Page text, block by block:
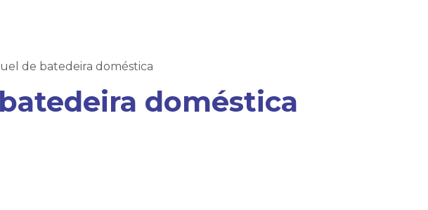
de batedeira doméstica
doméstica